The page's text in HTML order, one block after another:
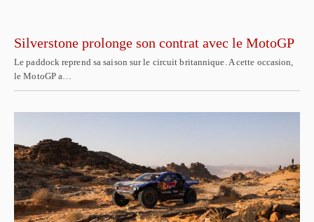
Silverstone prolonge son contrat avec le MotoGP
Le paddock reprend sa saison sur le circuit britannique. A cette occasion,
le MotoGP a…